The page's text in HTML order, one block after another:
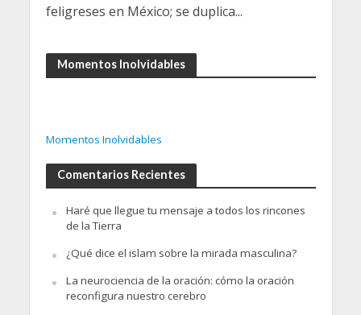
feligreses en México; se duplica...
Momentos Inolvidables
Momentos Inolvidables
Comentarios Recientes
Haré que llegue tu mensaje a todos los rincones
de la Tierra
¿Qué dice el islam sobre la mirada masculina?
La neurociencia de la oración: cómo la oración
reconfigura nuestro cerebro